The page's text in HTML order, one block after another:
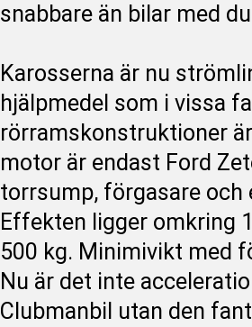
snabbare än bilar med
Karosserna är nu
hjälpmedel som i vissa
rörramskonstruktioner
motor är endast Ford
torrsump, förgasare och
Effekten ligger omkring
500 kg. Minimivikt med
Nu är det inte
Clubmanbil utan den